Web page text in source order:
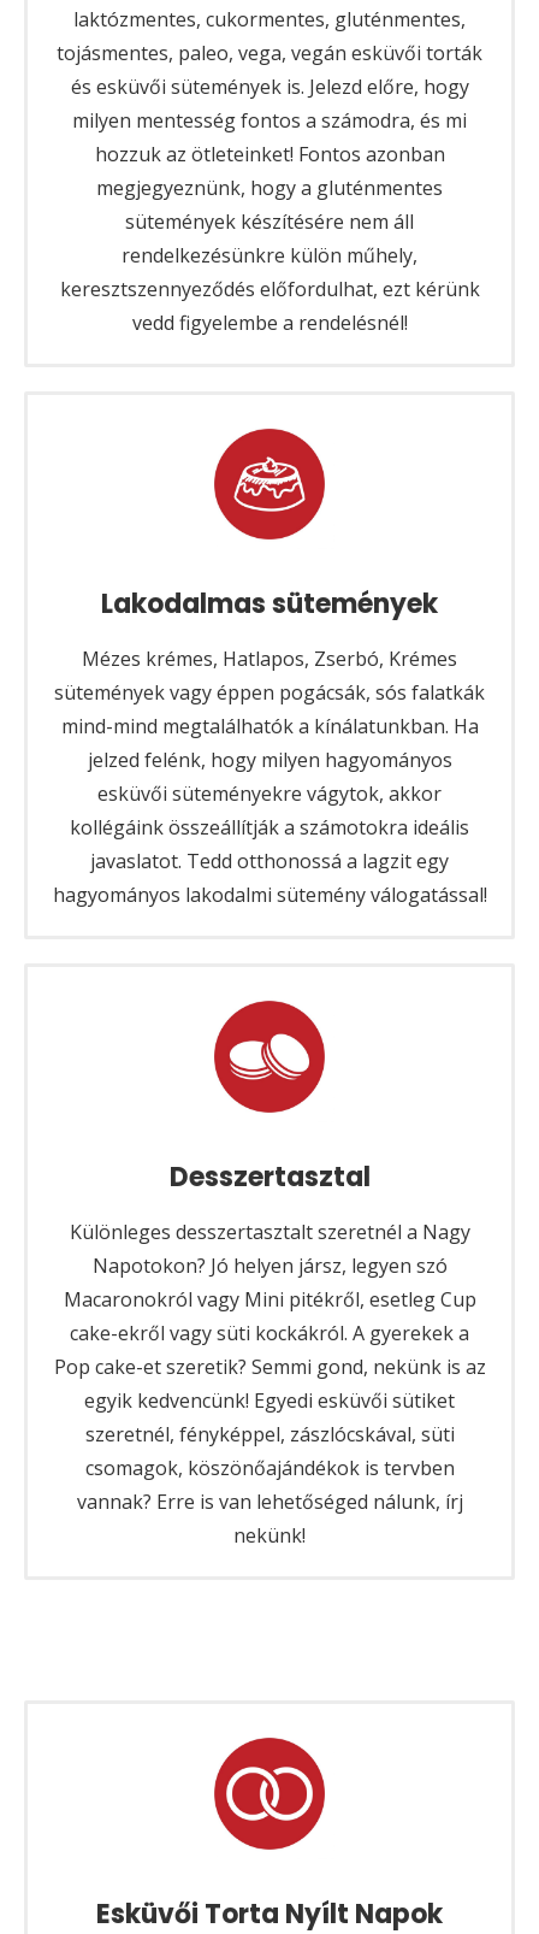
laktózmentes, cukormentes, gluténmentes,
tojásmentes, paleo, vega, vegán esküvői torták
és esküvői sütemények is. Jelezd előre, hogy
milyen mentesség fontos a számodra, és mi
hozzuk az ötleteinket! Fontos azonban
megjegyeznünk, hogy a gluténmentes
sütemények készítésére nem áll
rendelkezésünkre külön műhely,
keresztszennyeződés előfordulhat, ezt kérünk
vedd figyelembe a rendelésnél!
Lakodalmas sütemények
Mézes krémes, Hatlapos, Zserbó, Krémes
sütemények vagy éppen pogácsák, sós falatkák
mind-mind megtalálhatók a kínálatunkban. Ha
jelzed felénk, hogy milyen hagyományos
esküvői süteményekre vágytok, akkor
kollégáink összeállítják a számotokra ideális
javaslatot. Tedd otthonossá a lagzit egy
hagyományos lakodalmi sütemény válogatással!
Desszertasztal
Különleges desszertasztalt szeretnél a Nagy
Napotokon? Jó helyen jársz, legyen szó
Macaronokról vagy Mini pitékről, esetleg Cup
cake-ekről vagy süti kockákról. A gyerekek a
Pop cake-et szeretik? Semmi gond, nekünk is az
egyik kedvencünk! Egyedi esküvői sütiket
szeretnél, fényképpel, zászlócskával, süti
csomagok, köszönőajándékok is tervben
vannak? Erre is van lehetőséged nálunk, írj
nekünk!
Esküvői Torta Nyílt Napok